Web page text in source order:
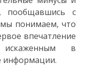
пообщавшись с
понимаем, что
впечатление
искаженным в
информации.